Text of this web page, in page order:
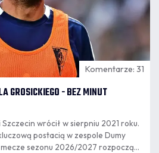
Komentarze: 31
GROSICKIEGO - BEZ MINUT
wrócił w sierpniu 2021 roku.
postacią w zespole Dumy
sezonu 2026/2027 rozpoczął